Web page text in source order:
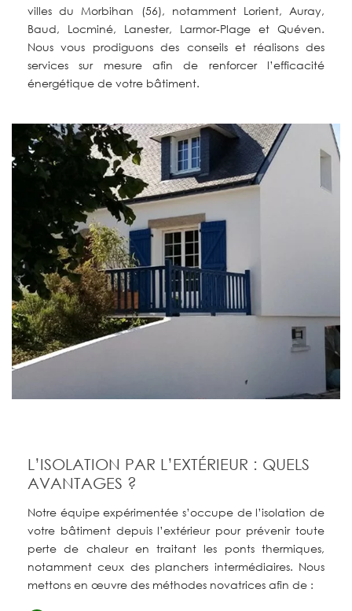
villes du Morbihan (56), notamment Lorient, Auray,
Baud, Locminé, Lanester, Larmor-Plage et Quéven.
Nous vous prodiguons des conseils et réalisons des
services sur mesure afin de renforcer l’efficacité
énergétique de votre bâtiment.
L’ISOLATION PAR L’EXTÉRIEUR : QUELS
AVANTAGES ?
Notre équipe expérimentée s’occupe de l’isolation de
votre bâtiment depuis l’extérieur pour prévenir toute
perte de chaleur en traitant les ponts thermiques,
notamment ceux des planchers intermédiaires. Nous
mettons en œuvre des méthodes novatrices afin de :